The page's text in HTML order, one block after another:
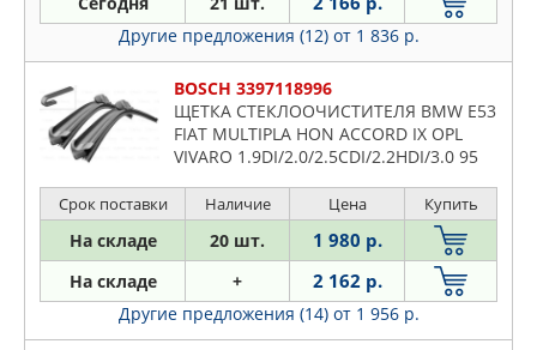
Другие предложения (12) от 1 836 р.
BOSCH 3397118996
ЩЕТКА СТЕКЛООЧИСТИТЕЛЯ BMW E53
FIAT MULTIPLA HON ACCORD IX OPL
VIVARO 1.9DI/2.0/2.5CDI/2.2HDI/3.0 95
Срок поставки Наличие Цена Купить
На складе 20 шт. 1 980 р.
На складе + 2 162 р.
Другие предложения (14) от 1 956 р.